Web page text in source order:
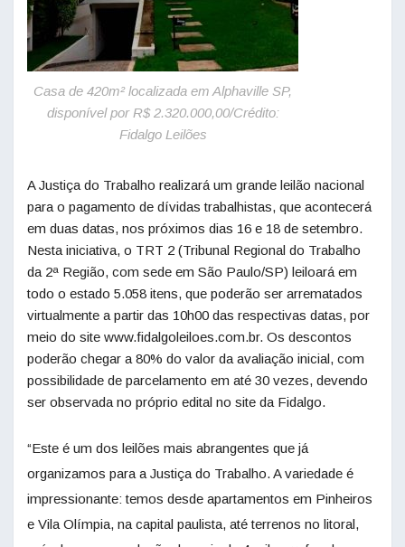
Casa de 420m² localizada em Alphaville SP,
disponível por R$ 2.320.000,00/Crédito:
Fidalgo Leilões
A Justiça do Trabalho realizará um grande leilão nacional
para o pagamento de dívidas trabalhistas, que acontecerá
em duas datas, nos próximos dias 16 e 18 de setembro.
Nesta iniciativa, o TRT 2 (Tribunal Regional do Trabalho
da 2ª Região, com sede em São Paulo/SP) leiloará em
todo o estado 5.058 itens, que poderão ser arrematados
virtualmente a partir das 10h00 das respectivas datas, por
meio do site www.fidalgoleiloes.com.br. Os descontos
poderão chegar a 80% do valor da avaliação inicial, com
possibilidade de parcelamento em até 30 vezes, devendo
ser observada no próprio edital no site da Fidalgo.
“Este é um dos leilões mais abrangentes que já
organizamos para a Justiça do Trabalho. A variedade é
impressionante: temos desde apartamentos em Pinheiros
e Vila Olímpia, na capital paulista, até terrenos no litoral,